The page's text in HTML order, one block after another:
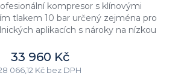
kompresor s klínovými
tlakem 10 bar určený zejména pro
aplikacích s nároky na nízkou
33 960 Kč
066,12 Kč bez DPH